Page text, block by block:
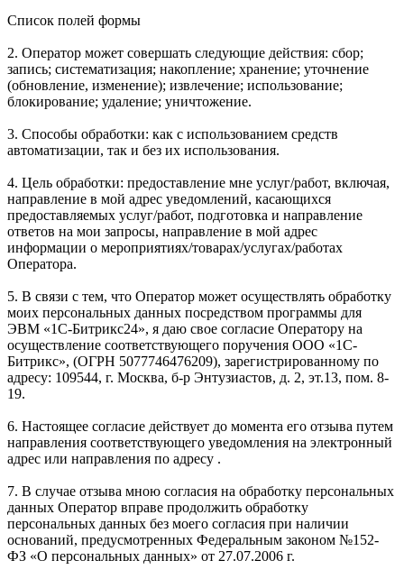
Список полей формы
2. Оператор может совершать следующие действия: сбор;
запись; систематизация; накопление; хранение; уточнение
(обновление, изменение); извлечение; использование;
блокирование; удаление; уничтожение.
3. Способы обработки: как с использованием средств
автоматизации, так и без их использования.
4. Цель обработки: предоставление мне услуг/работ, включая,
направление в мой адрес уведомлений, касающихся
предоставляемых услуг/работ, подготовка и направление
ответов на мои запросы, направление в мой адрес
информации о мероприятиях/товарах/услугах/работах
Оператора.
5. В связи с тем, что Оператор может осуществлять обработку
моих персональных данных посредством программы для
ЭВМ «1С-Битрикс24», я даю свое согласие Оператору на
осуществление соответствующего поручения ООО «1С-
Битрикс», (ОГРН 5077746476209), зарегистрированному по
адресу: 109544, г. Москва, б-р Энтузиастов, д. 2, эт.13, пом. 8-
19.
6. Настоящее согласие действует до момента его отзыва путем
направления соответствующего уведомления на электронный
адрес или направления по адресу .
7. В случае отзыва мною согласия на обработку персональных
данных Оператор вправе продолжить обработку
персональных данных без моего согласия при наличии
оснований, предусмотренных Федеральным законом №152-
ФЗ «О персональных данных» от 27.07.2006 г.